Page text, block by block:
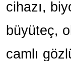
cihazı,
büyüteç,
camlı